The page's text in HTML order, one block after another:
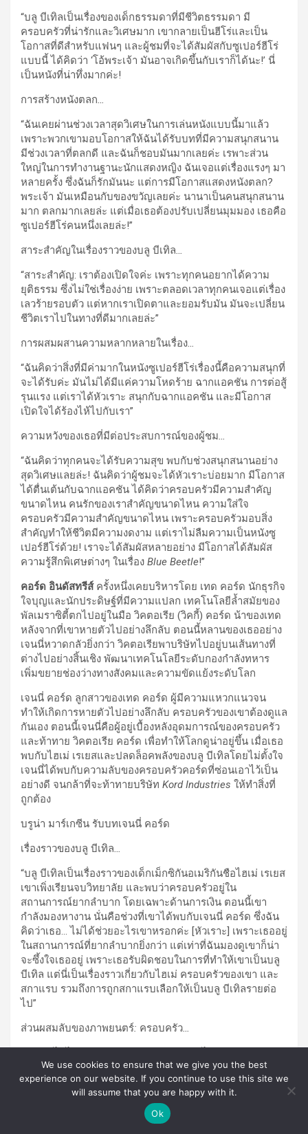
“บลู บีเทิลเป็นเรื่องของเด็กธรรมดาที่มีชีวิตธรรมดา มี
ครอบครัวที่น่ารักและวิเศษมาก เขากลายเป็นฮีโร่และเป็น
โอกาสที่ดีสำหรับแฟนๆ และผู้ชมที่จะได้สัมผัสกับซูเปอร์ฮีโร่
แบบนี้ ได้คิดว่า ‘โอ้พระเจ้า มันอาจเกิดขึ้นกับเราก็ได้นะ!’ นี่
เป็นหนังที่น่าทึ่งมากค่ะ!
การสร้างหนังตลก…
“ฉันเคยผ่านช่วงเวลาสุดวิเศษในการเล่นหนังแบบนี้มาแล้ว
เพราะพวกเขามอบโอกาสให้ฉันได้รับบทที่มีความสนุกสนาน
มีช่วงเวลาที่ตลกดี และฉันก็ชอบมันมากเลยค่ะ เรพาะส่วน
ใหญ่ในการทำงานฐานะนักแสดงหญิง ฉันเจอแต่เรื่องแรงๆ มา
หลายครั้ง ซึ่งฉันก็รักมันนะ แต่การมีโอกาสแสดงหนังตลก?
พระเจ้า มันเหมือนกับของขวัญเลยค่ะ นานาเป็นคนสนุกสนาน
มาก ตลกมากเลยล่ะ แต่เมื่อเธอต้องปรับเปลี่ยนมุมมอง เธอคือ
ซูเปอร์ฮีโร่คนหนึ่งเลยล่ะ!”
สาระสำคัญในเรื่องราวของบลู บีเทิล…
“สาระสำคัญ: เราต้องเปิดใจค่ะ เพราะทุกคนอยากได้ความ
ยุติธรรม ซึ่งไม่ใช่เรื่องง่าย เพราะตลอดเวลาทุกคนเจอแต่เรื่อง
เลวร้ายรอบตัว แต่หากเราเปิดตาและยอมรับมัน มันจะเปลี่ยน
ชีวิตเราไปในทางที่ดีมากเลยล่ะ”
การผสมผสานความหลากหลายในเรื่อง…
“ฉันคิดว่าสิ่งที่มีค่ามากในหนังซูเปอร์ฮีโร่เรื่องนี้คือความสนุกที่
จะได้รับค่ะ มันไม่ได้มีแค่ความโหดร้าย ฉากแอคชัน การต่อสู้
รุนแรง แต่เราได้หัวเราะ สนุกกับฉากแอคชัน และมีโอกาส
เปิดใจได้ร้องไห้ไปกับเรา”
ความหวังของเธอที่มีต่อประสบการณ์ของผู้ชม…
“ฉันคิดว่าทุกคนจะได้รับความสุข พบกับช่วงสนุกสนานอย่าง
สุดวิเศษแลยล่ะ! ฉันคิดว่าผู้ชมจะได้หัวเราะบ่อยมาก มีโอกาส
ได้ตื่นเต้นกับฉากแอคชัน ได้คิดว่าครอบครัวมีความสำคัญ
ขนาดไหน คนรักของเราสำคัญขนาดไหน ความใส่ใจ
ครอบครัวมีความสำคัญขนาดไหน เพราะครอบครัวมอบสิ่ง
สำคัญทำให้ชีวิตมีความงดงาม แต่เราไม่ลืมความเป็นหนังซู
เปอร์ฮีโร่ด้วย! เราจะได้สัมผัสหลายอย่าง มีโอกาสได้สัมผัส
ความรู้สึกพิเศษต่างๆ ในเรื่อง Blue Beetle!”
คอร์ด อินดัสทรีส์ครั้งหนึ่งเคยบริหารโดย เทด คอร์ด นักธุรกิจ
ใจบุญและนักประดิษฐ์ที่มีความแปลก เทคโนโลยีล้ำสมัยของ
พัลเมราซิตี้ตกไปอยู่ในมือ วิคตอเรีย (วิคกี้) คอร์ด น้าของเทด
หลังจากที่เขาหายตัวไปอย่างลึกลับ ตอนนี้หลานของเธออย่าง
เจนนี่หวาดกลัวยิ่งกว่า วิคตอเรียพาบริษัทไปอยู่บนเส้นทางที่
ต่างไปอย่างสิ้นเชิง พัฒนาเทคโนโลยีระดับกองกำลังทหาร
เพิ่มขยายช่องว่างทางสังคมและความขัดแย้งระดับโลก
เจนนี่ คอร์ด ลูกสาวของเทด คอร์ด ผู้มีความแหวกแนวจน
ทำให้เกิดการหายตัวไปอย่างลึกลับ ครอบครัวของเขาต้องดูแล
กันเอง ตอนนี้เจนนี่คือผู้อยู่เบื้องหลังอุดมการณ์ของครอบครัว
และท้าทาย วิคตอเรีย คอร์ด เพื่อทำให้โลกดูน่าอยู่ขึ้น เมื่อเธอ
พบกับไฮเม่ เรเยสและปลดล็อคพลังของบลู บีเทิลโดยไม่ตั้งใจ
เจนนี่ได้พบกับความลับของครอบครัวคอร์ดที่ซ่อนเอาไว้เป็น
อย่างดี จนกล้าที่จะท้าทายบริษัท Kord Industries ให้ทำสิ่งที่
ถูกต้อง
บรูน่า มาร์เกซีน รับบทเจนนี่ คอร์ด
เรื่องราวของบลู บีเทิล…
“บลู บีเทิลเป็นเรื่องราวของเด็กเม็กซิกันอเมริกันชือไฮเม่ เรเยส
เขาเพิ่งเรียนจบวิทยาลัย และพบว่าครอบครัวอยู่ใน
สถานการณ์ยากลำบาก โดยเฉพาะด้านการเงิน ตอนนี้เขา
กำลังมองหางาน นั่นคือช่วงที่เขาได้พบกับเจนนี่ คอร์ด ซึ่งฉัน
คิดว่าเธอ… ไม่ได้ช่วยอะไรเขาหรอกค่ะ [หัวเราะ] เพราะเธออยู่
ในสถานการณ์ที่ยากลำบากยิ่งกว่า แต่เท่าที่ฉันมองดูเขาก็น่า
จะซึ้งใจเธออยู่ เพราะเธอรับผิดชอบในการที่ทำให้เขาเป็นบลู
บีเทิล แต่นี่เป็นเรื่องราวเกี่ยวกับไฮเม่ ครอบครัวของเขา และ
สกาแรบ รวมถึงการถูกสกาแรบเลือกให้เป็นบลู บีเทิลรายต่อ
ไป”
ส่วนผสมลับของภาพยนตร์: ครอบครัว…
เป็นสิ่งสำคัญในหนังเลยค่ะ มีความสำคัญมาก และสำคัญต่อ
ไฮเม่รวมถึงเจนนี่มากด้วย ฉันคิดไม่ออกว่าเคยเห็นหนังซูเปอร์
ฮีโร่เรื่องไหนที่นำเสนอครอบครัวคือทุกอย่างในการตัดสินใจ
ของเขา บางครั้งก็เป็นฝ่ายช่วยเขาด้วย!”
We use cookies to ensure that we give you the best
experience on our website. If you continue to use this site we
will assume that you are happy with it.
Ok